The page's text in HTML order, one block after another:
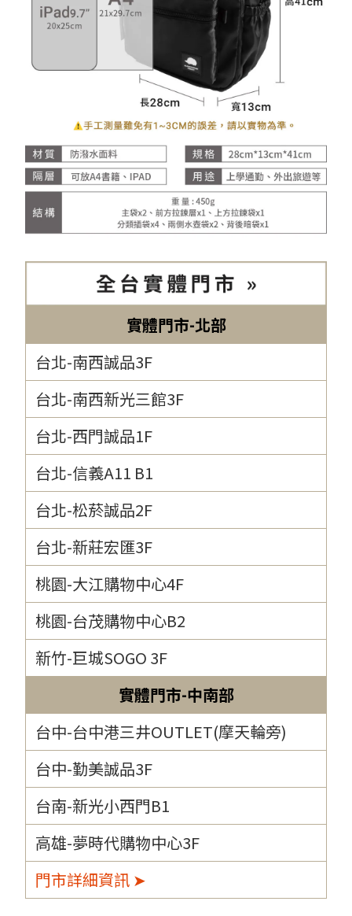
實體門市-北部
台北-南西誠品3F
台北-南西新光三館3F
台北-西門誠品1F
台北-信義A11 B1
台北-松菸誠品2F
台北-新莊宏匯3F
桃園-大江購物中心4F
桃園-台茂購物中心B2
新竹-巨城SOGO 3F
實體門市-中南部
台中-台中港三井OUTLET(摩天輪旁)
台中-勤美誠品3F
台南-新光小西門B1
高雄-夢時代購物中心3F
門市詳細資訊 ➤